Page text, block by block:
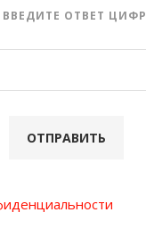
ОТВЕТ